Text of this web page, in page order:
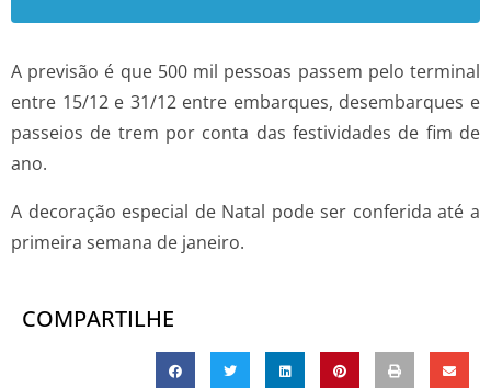
A previsão é que 500 mil pessoas passem pelo terminal
entre 15/12 e 31/12 entre embarques, desembarques e
passeios de trem por conta das festividades de fim de
ano.
A decoração especial de Natal pode ser conferida até a
primeira semana de janeiro.
COMPARTILHE